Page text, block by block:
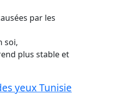
par les
soi,
plus stable et
yeux Tunisie